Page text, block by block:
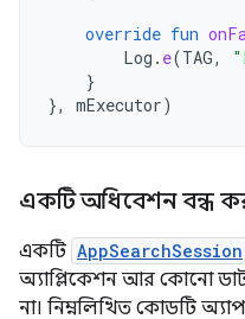
override fun
Log . e(TAG,
}
},
mExecutor)
একটি অধিবেশন বন্ধ
একটি AppSearchSession
অ্যাপ্লিকেশন আর কোনো
না। নিম্নলিখিত কোডটি